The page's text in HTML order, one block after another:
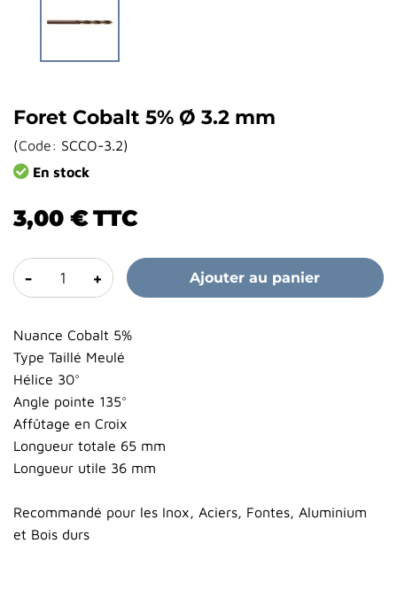
Foret Cobalt 5% Ø 3.2 mm
(Code: SCCO-3.2)
En stock
3,00 €TTC
- + Ajouter au panier
Nuance Cobalt 5%
Type Taillé Meulé
Hélice 30°
Angle pointe 135°
Affûtage en Croix
Longueur totale 65 mm
Longueur utile 36 mm
Recommandé pour les Inox, Aciers, Fontes, Aluminium
et Bois durs